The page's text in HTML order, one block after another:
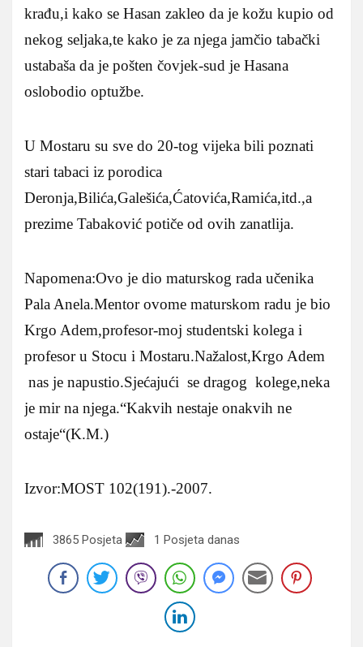
krađu,i kako se Hasan zakleo da je kožu kupio od
nekog seljaka,te kako je za njega jamčio tabački
ustabaša da je pošten čovjek-sud je Hasana
oslobodio optužbe.
U Mostaru su sve do 20-tog vijeka bili poznati
stari tabaci iz porodica
Deronja,Bilića,Galešića,Ćatovića,Ramića,itd.,a
prezime Tabaković potiče od ovih zanatlija.
Napomena:Ovo je dio maturskog rada učenika
Pala Anela.Mentor ovome maturskom radu je bio
Krgo Adem,profesor-moj studentski kolega i
profesor u Stocu i Mostaru.Nažalost,Krgo Adem
nas je napustio.Sjećajući se dragog kolege,neka
je mir na njega.“Kakvih nestaje onakvih ne
ostaje“(K.M.)
Izvor:MOST 102(191).-2007.
3865 Posjeta 1 Posjeta danas